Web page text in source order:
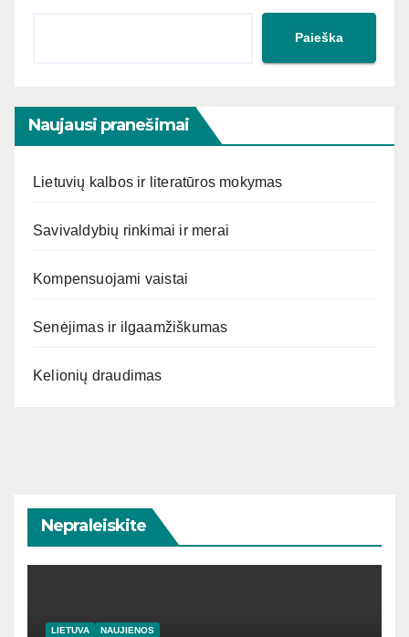
Paieška
Naujausi pranešimai
Lietuvių kalbos ir literatūros mokymas
Savivaldybių rinkimai ir merai
Kompensuojami vaistai
Senėjimas ir ilgaamžiškumas
Kelionių draudimas
Nepraleiskite
LIETUVA NAUJIENOS